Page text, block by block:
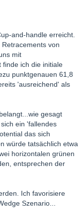
and-handle erreicht.
von
mit
finde ich die initiale
punktgenauen 61,8
'ausreichend' als
gesagt
ein 'fallendes
das sich
würde tatsächlich etwa
horizontalen grünen
entsprechen der
Ich favorisiere
Szenario...